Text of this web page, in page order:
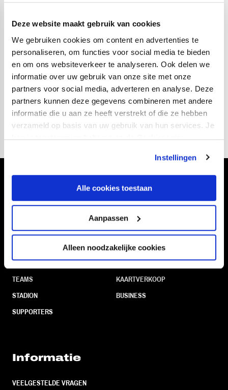
Deze website maakt gebruik van cookies
We gebruiken cookies om content en advertenties te
personaliseren, om functies voor social media te bieden
en om ons websiteverkeer te analyseren. Ook delen we
informatie over uw gebruik van onze site met onze
partners voor social media, adverteren en analyse. Deze
partners kunnen deze gegevens combineren met andere
informatie die u aan ze heeft verstrekt of die ze hebben
verzameld op basis van uw gebruik van hun services. Je
kan je toestemming beheren op de Cookiepagina.
Instellingen
Alle cookies toestaan
Aanpassen
Alleen noodzakelijke cookies
wedstrijd heeft bezocht? Ja, thuis tegen Fortuna Sittard.
Hij staat tot de zomer van 2028 onder contract. Maar nu
geldt alleen het hier en nu. Te beginnen tegen Ajax. “We
spelen nog vijf finales. Zo zien we dat ook echt. Als team
hebben we ons als doel gesteld om Europees voetbal te
halen. Daar geloven we in. We moeten de lijn van de
laatste wedstrijden doortrekken.”
Navigeer naar
CLUB
TEAMS
STADION
SUPPORTERS
FOUNDATION
KAARTVERKOOP
BUSINESS
Informatie
VEELGESTELDE VRAGEN